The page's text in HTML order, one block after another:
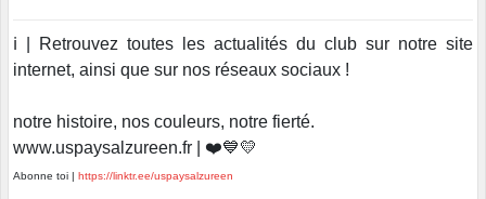
ℹ️ | Retrouvez toutes les actualités du club sur notre site
internet, ainsi que sur nos réseaux sociaux !
notre histoire, nos couleurs, notre fierté.
www.uspaysalzureen.fr | ❤️💙💛
Abonne toi | https://linktr.ee/uspaysalzureen